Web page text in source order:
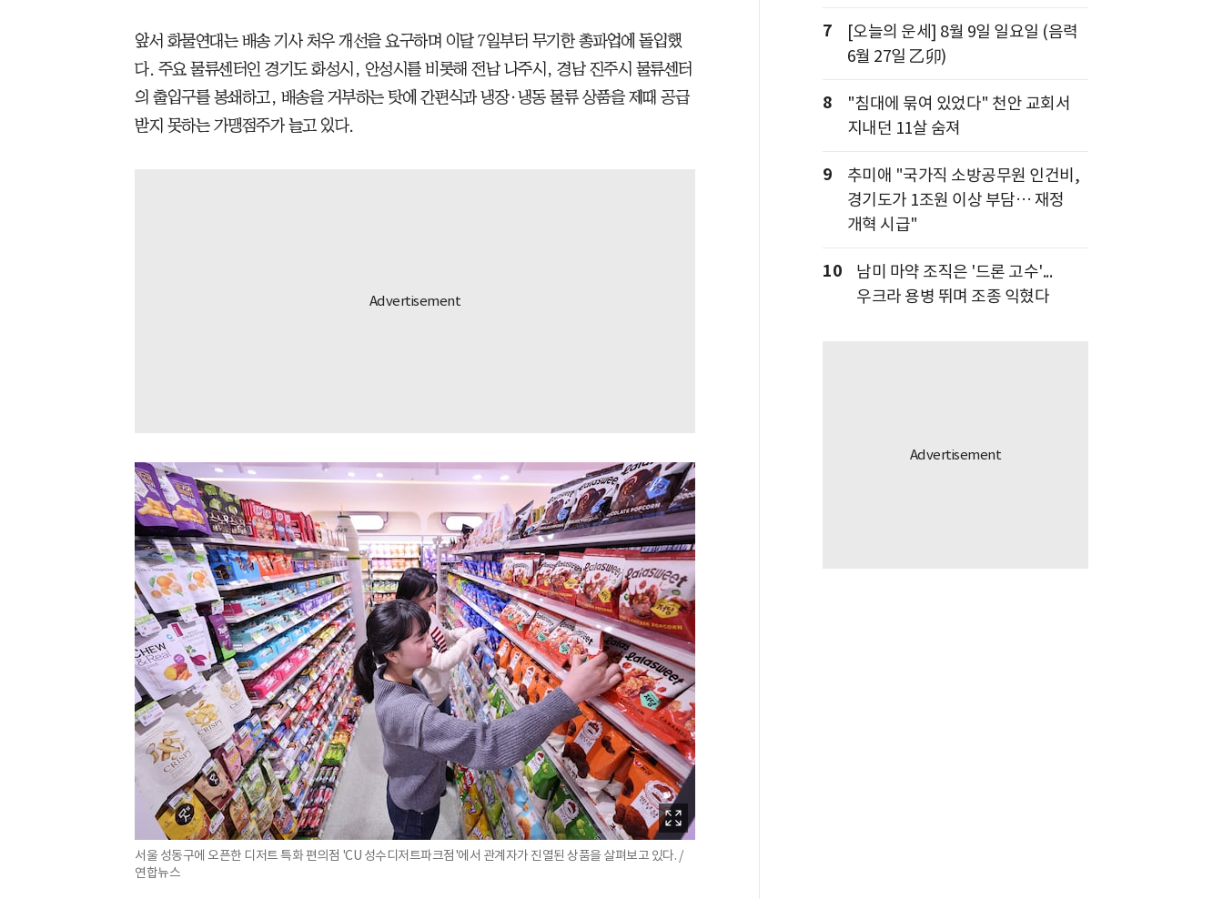
앞서 화물연대는 배송 기사 처우 개선을 요구하며 이달 7일부터 무기한 총파업에 돌입했
다. 주요 물류센터인 경기도 화성시, 안성시를 비롯해 전남 나주시, 경남 진주시 물류센터
의 출입구를 봉쇄하고, 배송을 거부하는 탓에 간편식과 냉장·냉동 물류 상품을 제때 공급
받지 못하는 가맹점주가 늘고 있다.
서울 성동구에 오픈한 디저트 특화 편의점 'CU 성수디저트파크점'에서 관계자가 진열된 상품을 살펴보고 있다. /
연합뉴스
7
[오늘의 운세] 8월 9일 일요일 (음력
6월 27일 乙卯)
8
"침대에 묶여 있었다" 천안 교회서
지내던 11살 숨져
9
추미애 "국가직 소방공무원 인건비,
경기도가 1조원 이상 부담… 재정
개혁 시급"
10
남미 마약 조직은 '드론 고수'...
우크라 용병 뛰며 조종 익혔다